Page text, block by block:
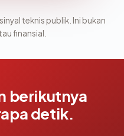
teknis publik. Ini bukan
finansial.
berikutnya
detik.